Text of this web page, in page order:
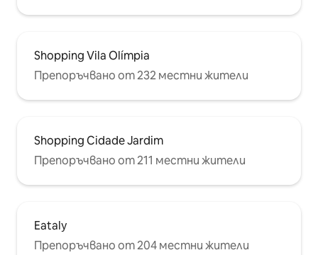
Shopping Vila Olímpia
Препоръчвано от 232 местни жители
Shopping Cidade Jardim
Препоръчвано от 211 местни жители
Eataly
Препоръчвано от 204 местни жители